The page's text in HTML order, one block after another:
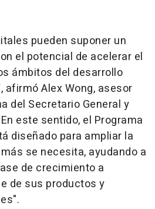
pueden suponer un
el potencial de acelerar el
ámbitos del desarrollo
Alex Wong, asesor
del Secretario General y
este sentido, el Programa
diseñado para ampliar la
se necesita, ayudando a
de crecimiento a
de sus productos y